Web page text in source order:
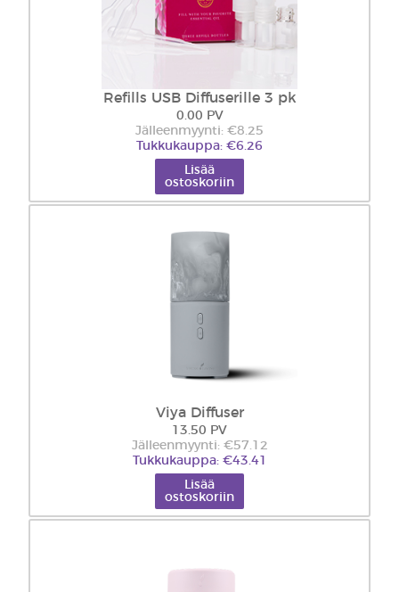
Refills USB Diffuserille 3 pk
0.00 PV
Jälleenmyynti: €8.25
Tukkukauppa: €6.26
Lisää
ostoskoriin
Viya Diffuser
13.50 PV
Jälleenmyynti: €57.12
Tukkukauppa: €43.41
Lisää
ostoskoriin